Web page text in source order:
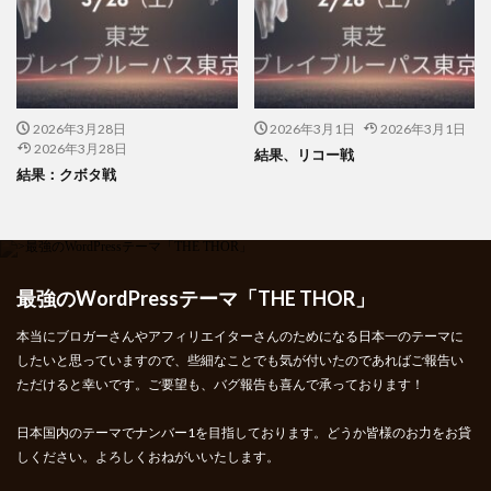
2026年3月28日
2026年3月28日
結果：クボタ戦
2026年3月1日 2026年3月1日
結果、リコー戦
最強のWordPressテーマ「THE THOR」
本当にブロガーさんやアフィリエイターさんのためになる日本一のテーマに
したいと思っていますので、些細なことでも気が付いたのであればご報告い
ただけると幸いです。ご要望も、バグ報告も喜んで承っております！
日本国内のテーマでナンバー1を目指しております。どうか皆様のお力をお貸
しください。よろしくおねがいいたします。